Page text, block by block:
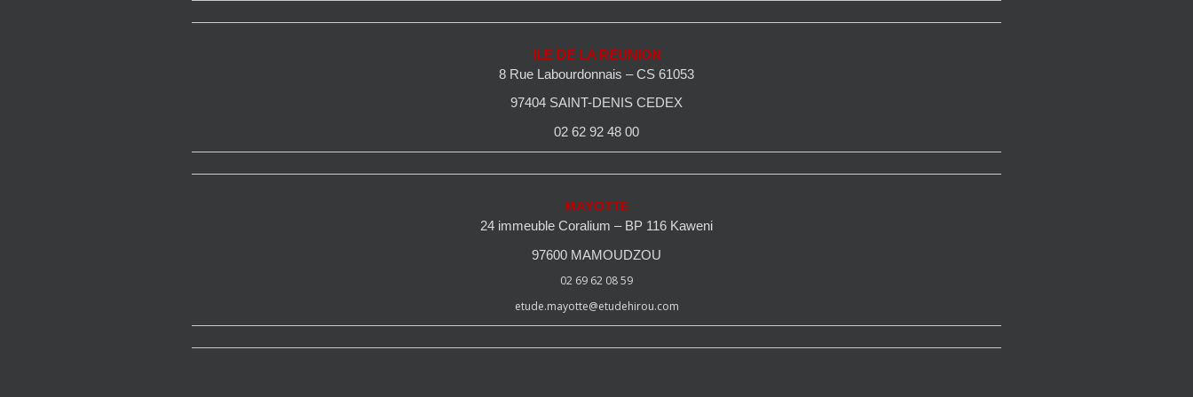
ILE DE LA REUNION
8 Rue Labourdonnais – CS 61053
97404 SAINT-DENIS CEDEX
02 62 92 48 00
MAYOTTE
24 immeuble Coralium – BP 116 Kaweni
97600 MAMOUDZOU
02 69 62 08 59
etude.mayotte@etudehirou.com